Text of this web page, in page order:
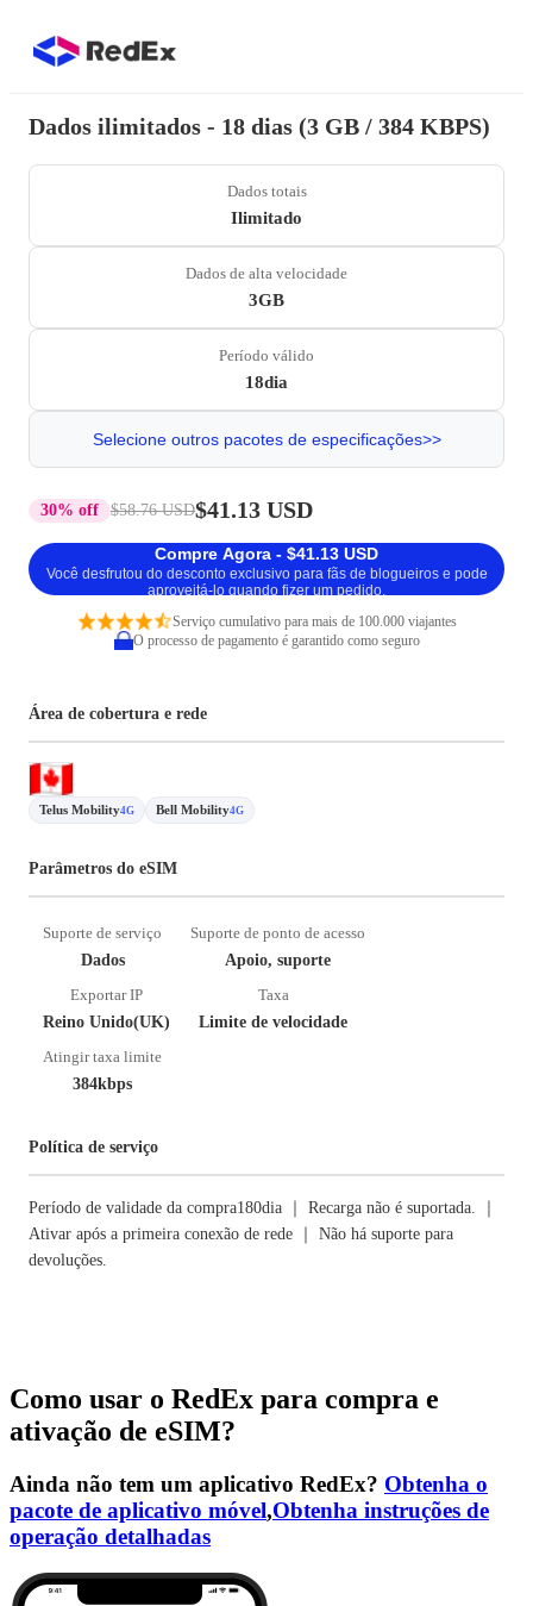
Dados ilimitados - 18 dias (3 GB / 384 KBPS)
Dados totais
Ilimitado
Dados de alta velocidade
3GB
Período válido
18dia
Selecione outros pacotes de especificações>>
30% off $58.76 USD$41.13 USD
Compre Agora - $41.13 USD
Você desfrutou do desconto exclusivo para fãs de blogueiros e pode
aproveitá-lo quando fizer um pedido.
Serviço cumulativo para mais de 100.000 viajantes
O processo de pagamento é garantido como seguro
Área de cobertura e rede
Telus Mobility4G Bell Mobility4G
Parâmetros do eSIM
Suporte de serviço
Dados
Suporte de ponto de acesso
Apoio, suporte
Exportar IP
Reino Unido(UK)
Taxa
Limite de velocidade
Atingir taxa limite
384kbps
Política de serviço
Período de validade da compra180dia ｜ Recarga não é suportada. ｜
Ativar após a primeira conexão de rede ｜ Não há suporte para
devoluções.
Como usar o RedEx para compra e
ativação de eSIM?
Ainda não tem um aplicativo RedEx? Obtenha o
pacote de aplicativo móvel,Obtenha instruções de
operação detalhadas